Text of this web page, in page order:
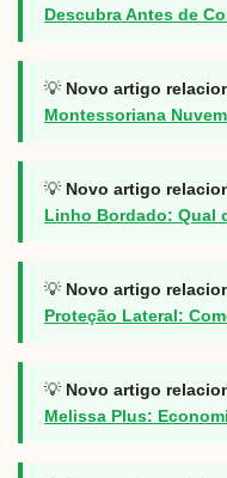
Descubra Antes de
💡 Novo artigo
Montessoriana
💡 Novo artigo
Linho Bordado: Qual
💡 Novo artigo
Proteção Lateral:
💡 Novo artigo
Melissa Plus: